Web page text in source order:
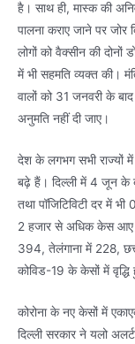
है। साथ ही, मास्क की
पालना कराए जाने पर जोर
लोगों को वैक्सीन की दोनों
में भी सहमति व्यक्त की।
वालों को 31 जनवरी के
अनुमति नहीं दी जाए।
देश के लगभग सभी राज्यों में
बढ़े हैं। दिल्ली में 4 जून के
तथा पॉजिटिविटी दर में
2 हजार से अधिक केस
394, तेलंगाना में 228,
कोविड-19 के केसों में वृद्धि
कोरोना के नए केसों में
दिल्ली सरकार ने यलो